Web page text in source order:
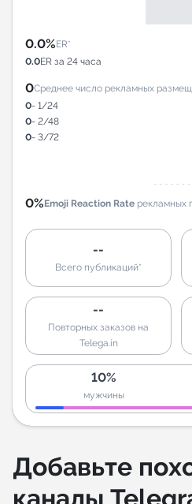
0.0%ER*
0.0ER за 24 часа
0Среднее число рекламных
0- 1/24
0- 2/48
0- 3/72
0%Emoji Reaction Rate рекламных
--
Всего публикаций*
--
Повторных заказов на
Telega.in
10%
мужчины
Добавьте